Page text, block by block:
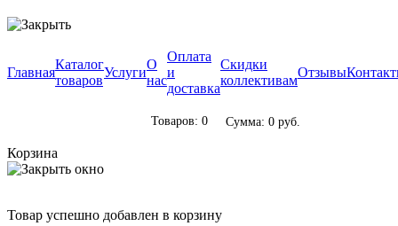
Главная
Каталог
товаров
Услуги
О
нас
Оплата
и
доставка
Скидки
коллективам
Отзывы
Товаров: 0 Сумма: 0 руб.
Корзина
Товар успешно добавлен в корзину